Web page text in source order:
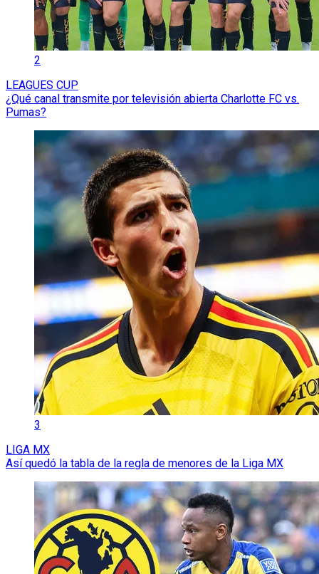
2
LEAGUES CUP
¿Qué canal transmite por televisión abierta Charlotte FC vs.
Pumas?
3
LIGA MX
Así quedó la tabla de la regla de menores de la Liga MX